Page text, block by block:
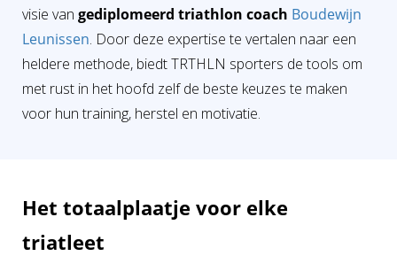
visie van gediplomeerd triathlon coach Boudewijn
Leunissen. Door deze expertise te vertalen naar een
heldere methode, biedt TRTHLN sporters de tools om
met rust in het hoofd zelf de beste keuzes te maken
voor hun training, herstel en motivatie.
Het totaalplaatje voor elke
triatleet
gebruikt
te